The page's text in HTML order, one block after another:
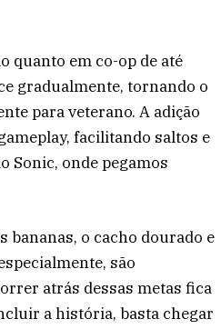
quanto em co-op de até
gradualmente, tornando o
para veterano. A adição
facilitando saltos e
Sonic, onde pegamos
bananas, o cacho dourado e
são
atrás dessas metas fica
a história, basta chegar